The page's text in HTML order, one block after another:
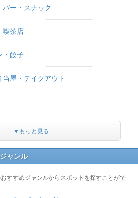
バー・スナック
喫茶店
・餃子
屋・テイクアウト
▼もっと見る
ャンル
すすめジャンルからスポットを探すことがで